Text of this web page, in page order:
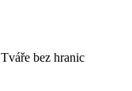
Tváře bez hranic